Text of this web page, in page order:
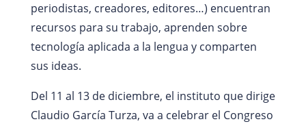
periodistas, creadores, editores…) encuentran
recursos para su trabajo, aprenden sobre
tecnología aplicada a la lengua y comparten
sus ideas.
Del 11 al 13 de diciembre, el instituto que dirige
Claudio García Turza, va a celebrar el Congreso